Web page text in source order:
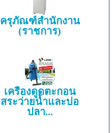
ครุภัณฑ์สำนักงาน
(ราชการ)
เครื่องดูดตะกอน
สระว่ายน้ำและบ่อ
ปลา...